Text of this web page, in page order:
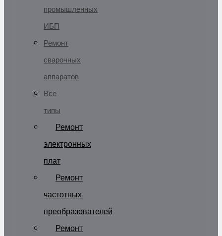
промышленных
ИБП
Ремонт
сварочных
аппаратов
Все
типы
Ремонт
электронных
плат
Ремонт
частотных
преобразователей
Ремонт